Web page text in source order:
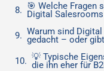
🎯 Welche Fragen
Digital
Warum sind
gedacht – oder
💡 Typische
die ihn eher für